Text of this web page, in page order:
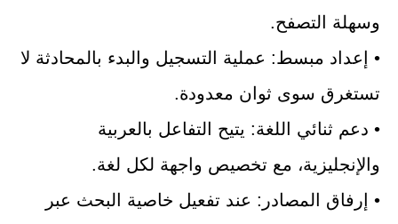
وسهلة التصفح.
• إعداد مبسط: عملية التسجيل والبدء بالمحادثة لا
تستغرق سوى ثوان معدودة.
• دعم ثنائي اللغة: يتيح التفاعل بالعربية
والإنجليزية، مع تخصيص واجهة لكل لغة.
• إرفاق المصادر: عند تفعيل خاصية البحث عبر